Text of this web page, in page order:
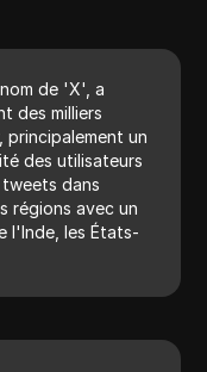
de 'X', a
des milliers
principalement un
des utilisateurs
dans
régions avec un
l'Inde, les États-